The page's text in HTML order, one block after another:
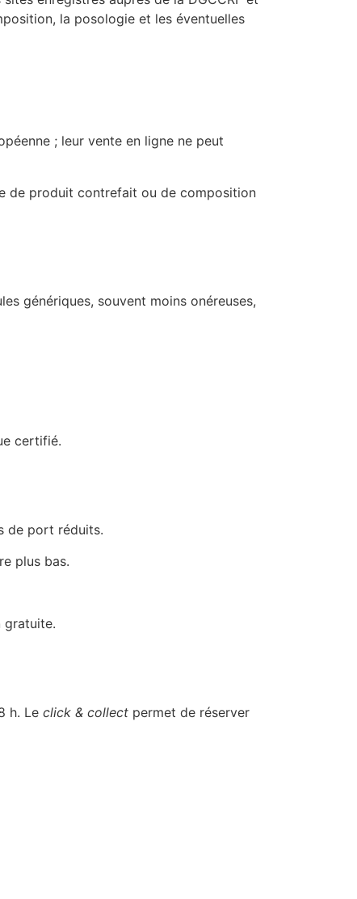
la posologie et les éventuelles
; leur vente en ligne ne peut
de produit contrefait ou de composition
génériques, souvent moins onéreuses,
certifié.
de port réduits.
plus bas.
gratuite.
h. Le click & collect permet de réserver